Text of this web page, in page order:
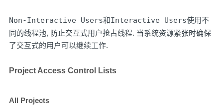
Non-Interactive Users和Interactive Users使用不
同的线程池, 防止交互式用户抢占线程. 当系统资源紧张时确保
了交互式的用户可以继续工作.
Project Access Control Lists
All Projects